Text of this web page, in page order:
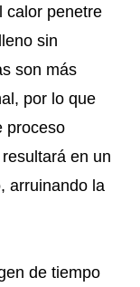
calor penetre
sin
son más
por lo que
proceso
en un
arruinando la
de tiempo